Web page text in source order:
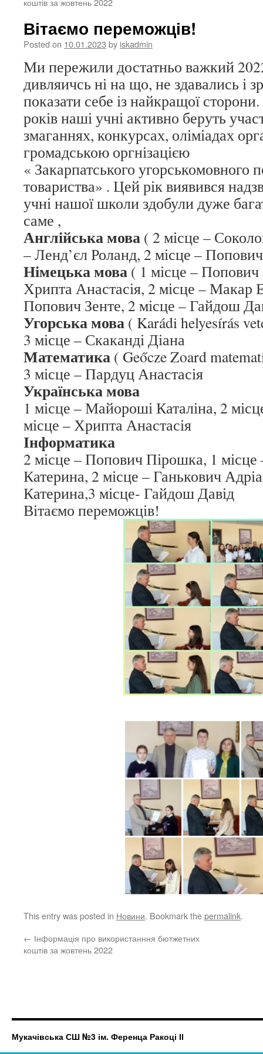
Вітаємо переможців!
Posted on 10.01.2023 by iskadmin
Ми пережили достатньо важкий
дивляичсь ні на що, не здавались і
показати себе із найкращої
років наші учні активно беруть
змаганнях, конкурсах, оліміадах
громадською оргнізацією
« Закарпатського угорськомовного
товариства» . Цей рік виявився
учні нашої школи здобули дуже
саме ,
Англійська мова ( 2 місце –
– Ленд’єл Роланд, 2 місце –
Німецька мова ( 1 місце – Попович
Хрипта Анастасія, 2 місце – Макар
Попович Зенте, 2 місце – Гайдош
Угорська мова ( Karádi helyesírás
3 місце – Скаканді Діана
Математика ( Geőcze Zoard
3 місце – Пардуц Анастасія
Українська мова
1 місце – Майороші Каталіна, 2
місце – Хрипта Анастасія
Інформатика
2 місце – Попович Пірошка, 1 місце
Катерина, 2 місце – Ганькович
Катерина,3 місце- Гайдош Давід
Вітаємо переможців!
This entry was posted in Новини. Bookmark thepermalink.
← Інформація про використанння бютжетних
коштів за жовтень 2022
Мукачівська СШ №3 ім. Ференца Ракоці ІІ